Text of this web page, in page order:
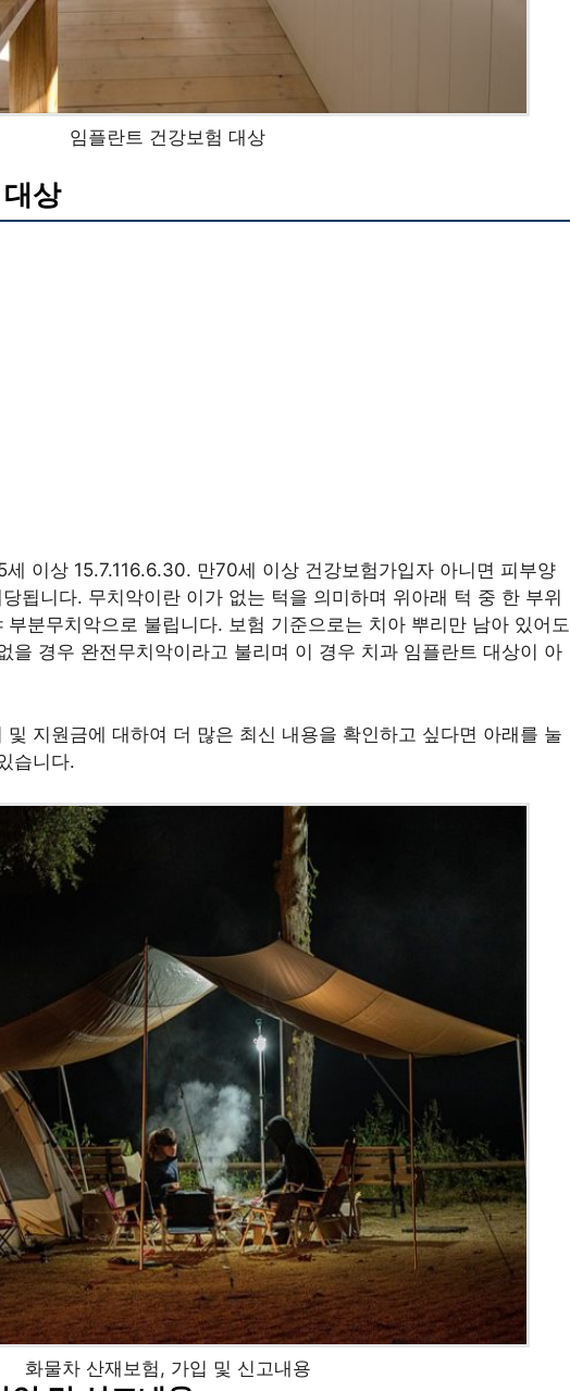
임플란트 건강보험 대상
상
세 이상 15.7.116.6.30. 만70세 이상 건강보험가입자 아니면 피부양
됩니다. 무치악이란 이가 없는 턱을 의미하며 위아래 턱 중 한 부위
분무치악으로 불립니다. 보험 기준으로는 치아 뿌리만 남아 있어도
을 경우 완전무치악이라고 불리며 이 경우 치과 임플란트 대상이 아
지원금에 대하여 더 많은 최신 내용을 확인하고 싶다면 아래를 눌
습니다.
화물차 산재보험, 가입 및 신고내용